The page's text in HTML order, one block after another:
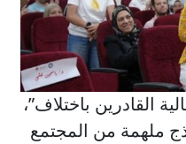
القادرين باختلاف”،
ملهمة من المجتمع